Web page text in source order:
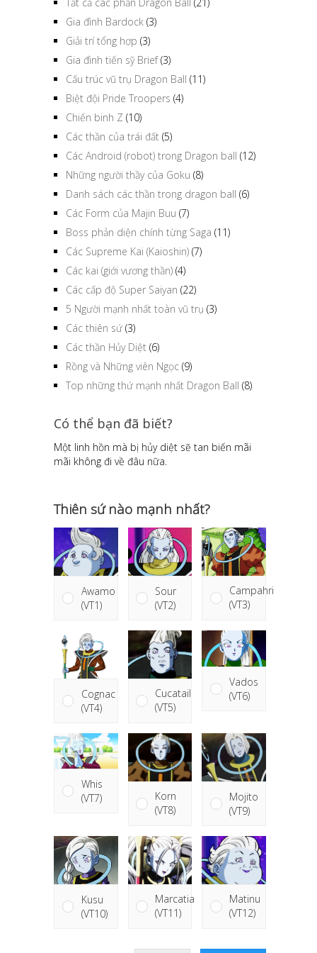
Gia đình Bardock (3)
Giải trí tổng hợp (3)
Gia đình tiến sỹ Brief(3)
Cấu trúc vũ trụ Dragon Ball (11)
Biệt đội Pride Troopers (4)
Chiến binh Z (10)
Các thần của trái đất (5)
Các Android (robot) trong Dragon ball (12)
Những người thầy của Goku (8)
Danh sách các thần trong dragon ball (6)
Các Form của Majin Buu (7)
Boss phản diện chính từng Saga (11)
Các Supreme Kai (Kaioshin) (7)
Các kai (giới vương thần) (4)
Các cấp độ Super Saiyan (22)
5 Người mạnh nhất toàn vũ trụ (3)
Các thiên sứ (3)
Các thần Hủy Diệt (6)
Rồng và Những viên Ngọc (9)
Top những thứ mạnh nhất Dragon Ball (8)
Có thể bạn đã biết?
Một linh hồn mà bị hủy diệt sẽ tan biến mãi
mãi không đi về đâu nữa.
Thiên sứ nào mạnh nhất?
Awamo
(VT1)
Sour
(VT2)
Campahri
(VT3)
Cognac
(VT4)
Cucatail
(VT5)
Vados
(VT6)
Whis
(VT7)
Korn
(VT8)
Mojito
(VT9)
Kusu
(VT10)
Marcatia
(VT11)
Matinu
(VT12)